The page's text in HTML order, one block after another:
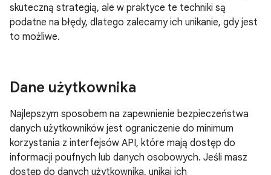
skuteczną strategią, ale w praktyce te techniki są
podatne na błędy, dlatego zalecamy ich unikanie, gdy jest
to możliwe.
Dane użytkownika
Najlepszym sposobem na zapewnienie bezpieczeństwa
danych użytkowników jest ograniczenie do minimum
korzystania z interfejsów API, które mają dostęp do
informacji poufnych lub danych osobowych. Jeśli masz
dostęp do danych użytkownika, unikaj ich